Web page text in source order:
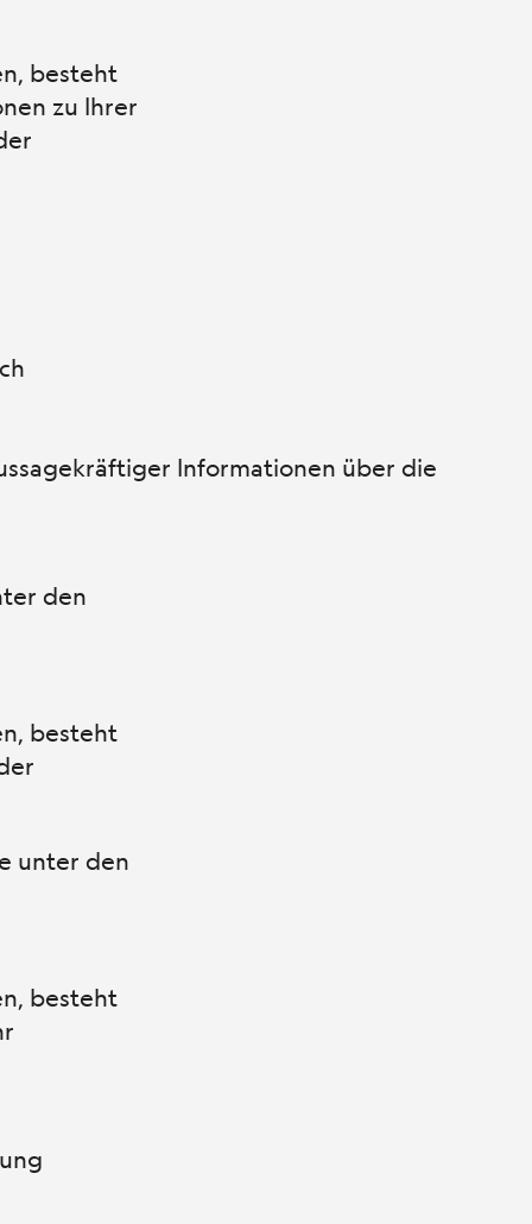
besteht
zu Ihrer
Informationen über die
den
besteht
unter den
besteht